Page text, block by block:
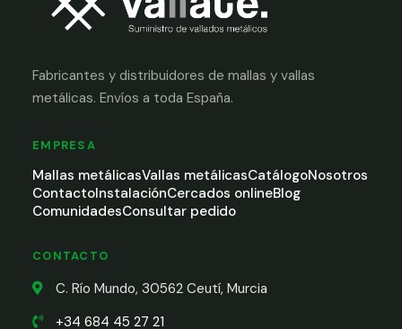
Fabricantes y distribuidores de mallas y vallas
metálicas. Envíos a toda España.
EMPRESA
Mallas metálicasVallas metálicasCatálogoNosotros
ContactoInstalaciónCercados onlineBlog
ComunidadesConsultar pedido
CONTACTO
C. Río Mundo, 30562 Ceutí, Murcia
+34 684 45 27 21